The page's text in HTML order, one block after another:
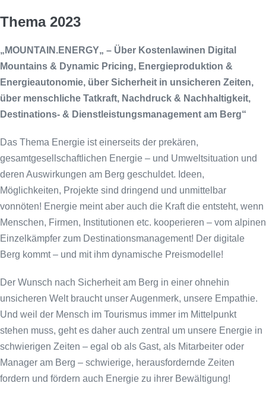
Thema 2023
„MOUNTAIN.ENERGY„ – Über Kostenlawinen Digital
Mountains & Dynamic Pricing, Energieproduktion &
Energieautonomie, über Sicherheit in unsicheren Zeiten,
über menschliche Tatkraft, Nachdruck & Nachhaltigkeit,
Destinations- & Dienstleistungsmanagement am Berg“
Das Thema Energie ist einerseits der prekären,
gesamtgesellschaftlichen Energie – und Umweltsituation und
deren Auswirkungen am Berg geschuldet. Ideen,
Möglichkeiten, Projekte sind dringend und unmittelbar
vonnöten! Energie meint aber auch die Kraft die entsteht, wenn
Menschen, Firmen, Institutionen etc. kooperieren – vom alpinen
Einzelkämpfer zum Destinationsmanagement! Der digitale
Berg kommt – und mit ihm dynamische Preismodelle!
Der Wunsch nach Sicherheit am Berg in einer ohnehin
unsicheren Welt braucht unser Augenmerk, unsere Empathie.
Und weil der Mensch im Tourismus immer im Mittelpunkt
stehen muss, geht es daher auch zentral um unsere Energie in
schwierigen Zeiten – egal ob als Gast, als Mitarbeiter oder
Manager am Berg – schwierige, herausfordernde Zeiten
fordern und fördern auch Energie zu ihrer Bewältigung!